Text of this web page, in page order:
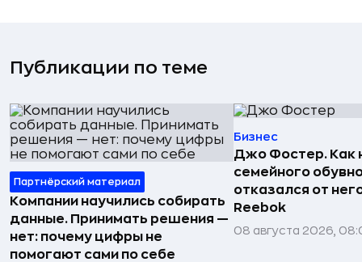
Публикации по теме
Партнёрский материал
Компании научились собирать
данные. Принимать решения —
нет: почему цифры не
помогают сами по себе
Бизнес
Джо Фостер. Как
семейного
отказался от
Reebok
08 августа 2026,